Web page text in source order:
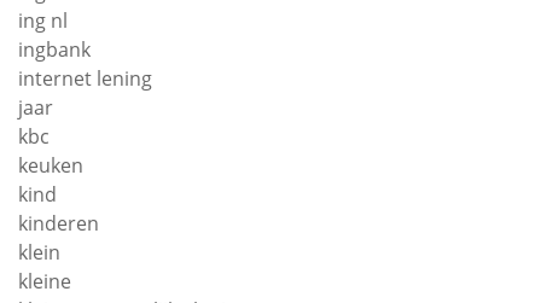
ing nl
ingbank
internet lening
jaar
kbc
keuken
kind
kinderen
klein
kleine